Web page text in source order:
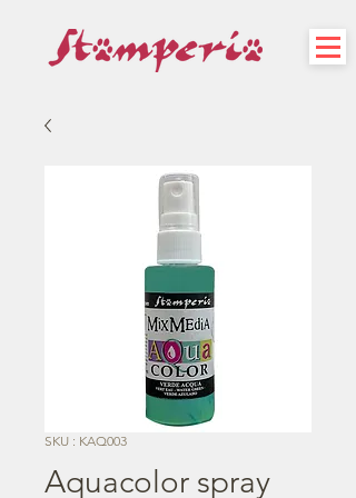
SKU : KAQ003
Aquacolor spray